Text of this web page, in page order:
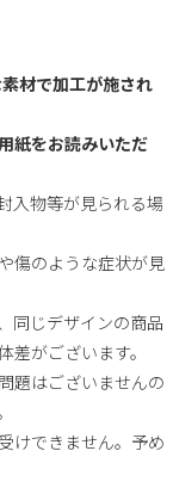
材で加工が施され
紙をお読みいただ
入物等が見られる場
傷のような症状が見
同じデザインの商品
がございます。
題はございませんの
けできません。予め